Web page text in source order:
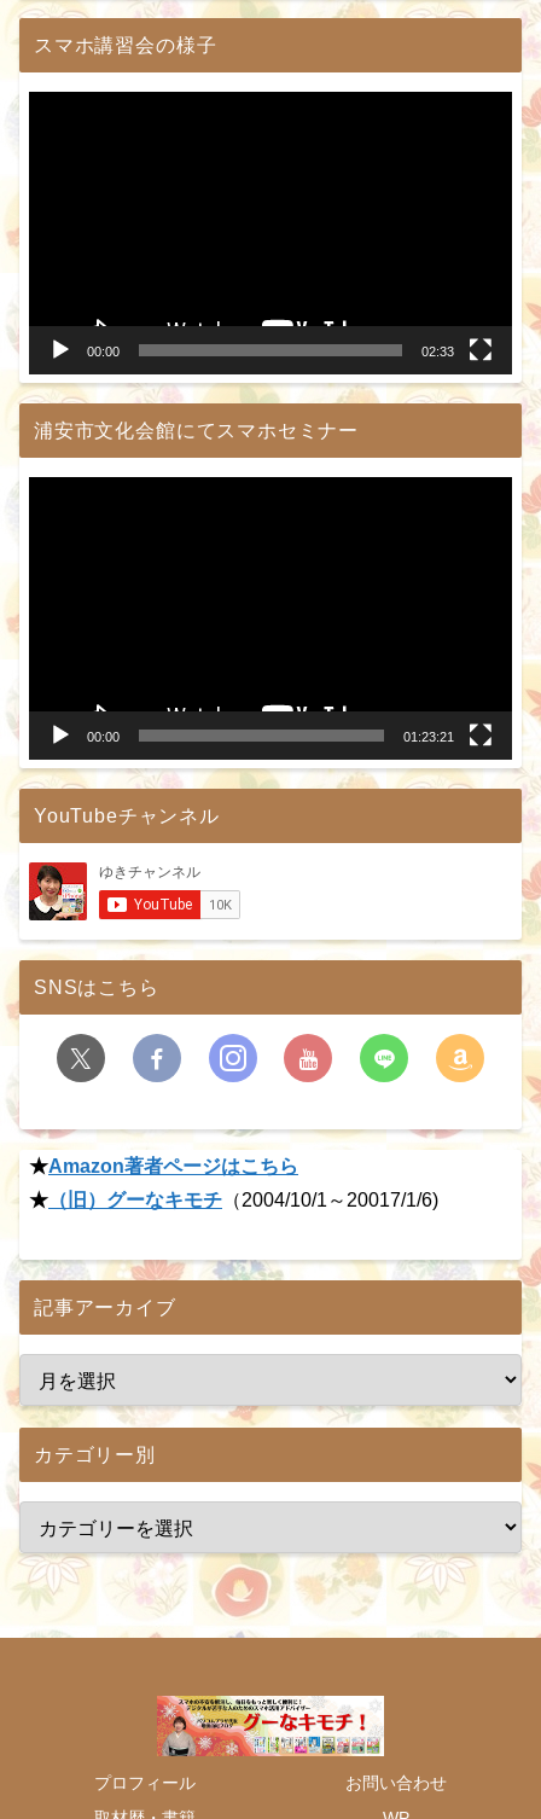
スマホ講習会の様子
00:00 02:33
浦安市文化会館にてスマホセミナー
00:00 01:23:21
YouTubeチャンネル
SNSはこちら
★Amazon著者ページはこちら
★ （旧）グーなキモチ （2004/10/1～20017/1/6)
記事アーカイブ
カテゴリー別
プロフィール
お問い合わせ